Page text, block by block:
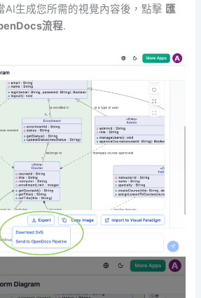
AI生成您所需的視覺內容後，點擊 匯
流程.